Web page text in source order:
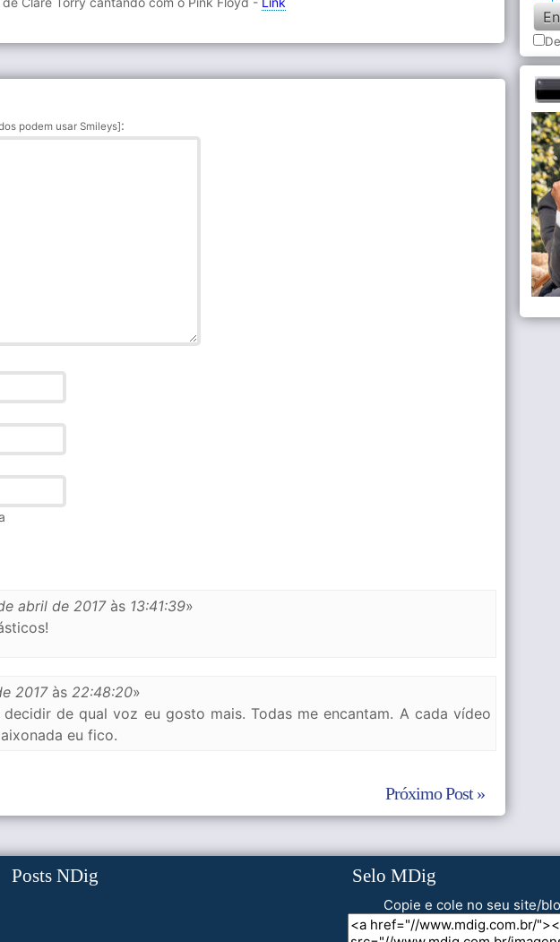
podem usar Smileys] :
abril de 2017às 13:41:39»
2017às 22:48:20»
de qual voz eu gosto mais. Todas me encantam. A cada vídeo
eu fico.
Próximo Post »
Posts NDig Selo MDig
Copie e cole no seu site/